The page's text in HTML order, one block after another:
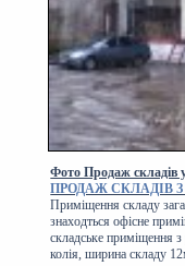
Фото Продаж складів
ПРОДАЖ СКЛАДІВ
Приміщення складу
знаходться офісне
складське приміщення
колія, ширина складу